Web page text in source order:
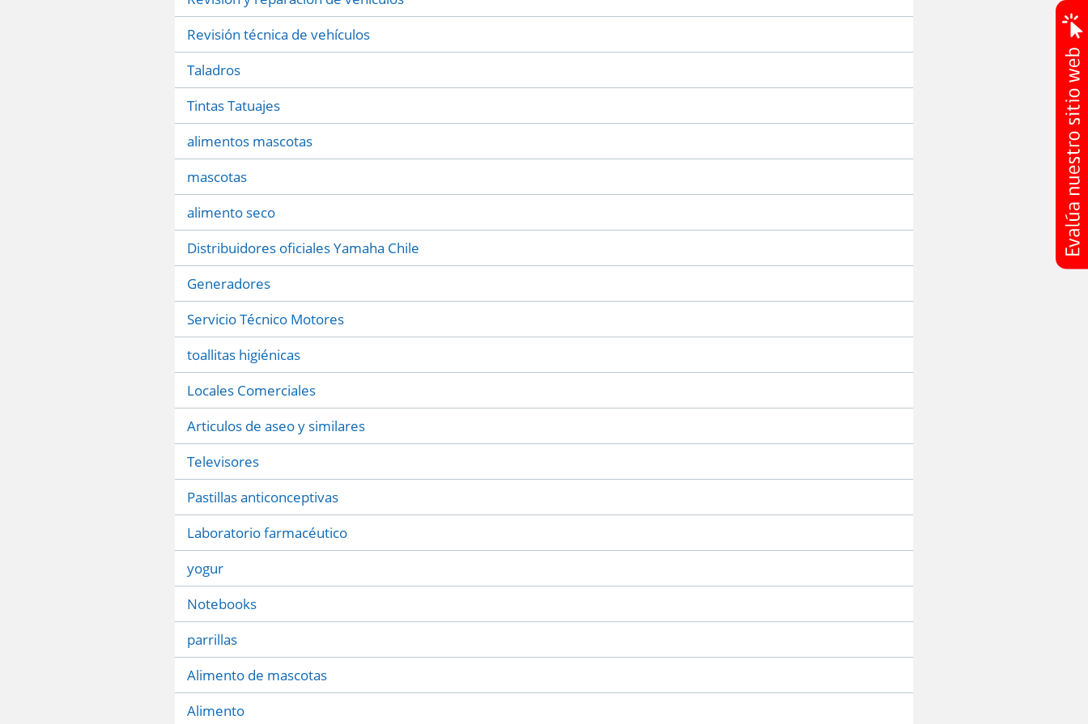
Revisión técnica de vehículos
Taladros
Tintas Tatuajes
alimentos mascotas
mascotas
alimento seco
Distribuidores oficiales Yamaha Chile
Generadores
Servicio Técnico Motores
toallitas higiénicas
Locales Comerciales
Articulos de aseo y similares
Televisores
Pastillas anticonceptivas
Laboratorio farmacéutico
yogur
Notebooks
parrillas
Alimento de mascotas
Alimento